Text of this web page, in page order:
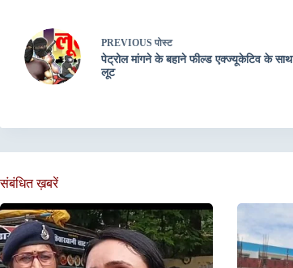
PREVIOUS पोस्ट
पेट्रोल मांगने के बहाने फील्ड एक्ज्यूकेटिव के साथ
लूट
संबंधित ख़बरें